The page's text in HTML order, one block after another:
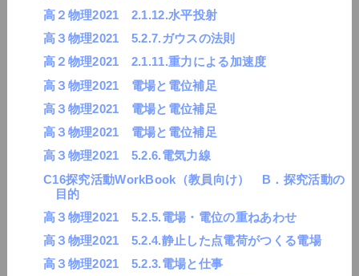
高２物理2021 2.1.12.水平投射
高３物理2021 5.2.7.ガウスの法則
高２物理2021 2.1.11.重力による加速度
高３物理2021 電場と電位補足
高３物理2021 電場と電位補足
高３物理2021 電場と電位補足
高３物理2021 5.2.6.電気力線
C16探究活動WorkBook（教員向け） B．探究活動の
目的
高３物理2021 5.2.5.電場・電位の重ねあわせ
高３物理2021 5.2.4.静止した点電荷がつくる電場
高３物理2021 5.2.3.電場と仕事